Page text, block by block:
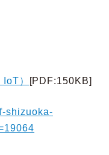
） [PDF:150KB]
shizuoka-